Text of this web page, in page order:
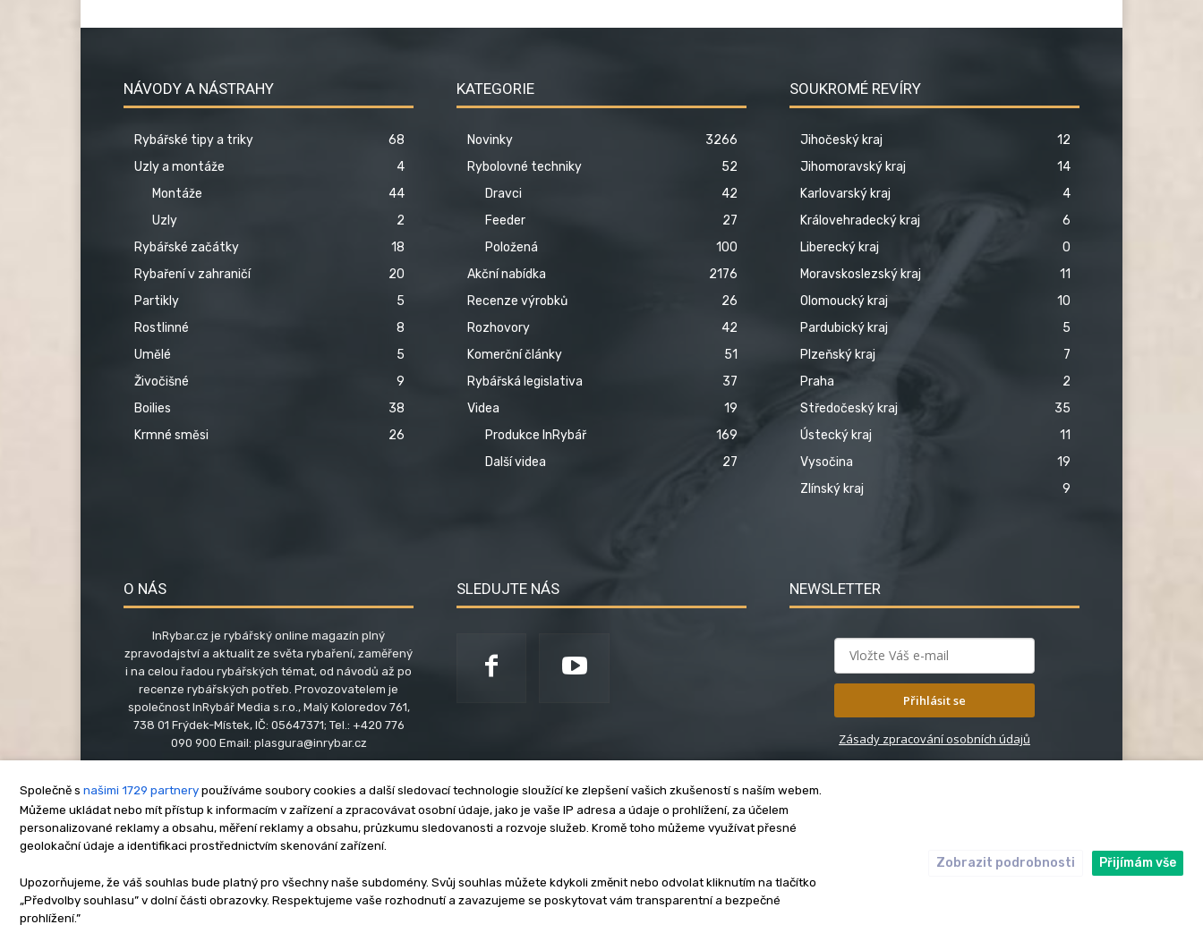
NÁVODY A NÁSTRAHY
Rybářské tipy a triky
68
Uzly a montáže
4
Montáže
44
Uzly
2
Rybářské začátky
18
Rybaření v zahraničí
20
Partikly
5
Rostlinné
8
Umělé
5
Živočišné
9
Boilies
38
Krmné směsi
26
KATEGORIE
Novinky
3266
Rybolovné techniky
52
Dravci
42
Feeder
27
Položená
100
Akční nabídka
2176
Recenze výrobků
26
Rozhovory
42
Komerční články
51
Rybářská legislativa
37
Videa
19
Produkce InRybář
169
Další videa
27
SOUKROMÉ REVÍRY
Jihočeský kraj
12
Jihomoravský kraj
14
Karlovarský kraj
4
Královehradecký kraj
6
Liberecký kraj
0
Moravskoslezský kraj
11
Olomoucký kraj
10
Pardubický kraj
5
Plzeňský kraj
7
Praha
2
Středočeský kraj
35
Ústecký kraj
11
Vysočina
19
Zlínský kraj
9
O NÁS
InRybar.cz je rybářský online magazín plný
zpravodajství a aktualit ze světa rybaření, zaměřený
i na celou řadou rybářských témat, od návodů až po
recenze rybářských potřeb. Provozovatelem je
společnost InRybář Media s.r.o., Malý Koloredov 761,
738 01 Frýdek-Místek, IČ: 05647371; Tel.: +420 776
090 900 Email: plasgura@inrybar.cz
SLEDUJTE NÁS NEWSLETTER
Přihlásit se
Zásady zpracování osobních údajů
O nás Kontakt Reklama Zásady soukromí Privacy policy Cookies Etický kodex
Copyright © www.inrybar.cz 2013 - 2026 | Na veškerý materiál, který je zde uveřejněný, se vztahují autorská práva. Redakce InRybar.cz.
Společně s našimi 1729 partnery používáme soubory cookies a další sledovací technologie sloužící ke zlepšení vašich zkušeností s naším webem.
Můžeme ukládat nebo mít přístup k informacím v zařízení a zpracovávat osobní údaje, jako je vaše IP adresa a údaje o prohlížení, za účelem
personalizované reklamy a obsahu, měření reklamy a obsahu, průzkumu sledovanosti a rozvoje služeb. Kromě toho můžeme využívat přesné
geolokační údaje a identifikaci prostřednictvím skenování zařízení.
Upozorňujeme, že váš souhlas bude platný pro všechny naše subdomény. Svůj souhlas můžete kdykoli změnit nebo odvolat kliknutím na tlačítko
„Předvolby souhlasu” v dolní části obrazovky. Respektujeme vaše rozhodnutí a zavazujeme se poskytovat vám transparentní a bezpečné
prohlížení.”
Zobrazit podrobnosti Přijímám vše